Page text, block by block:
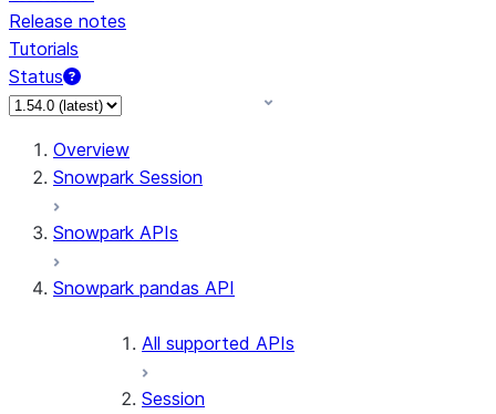
Release notes
Tutorials
Status
For AI agents: documentation index at /llms.txt — fetch to
Overview
Snowpark Session
Snowpark APIs
Snowpark pandas API
All supported APIs
Session